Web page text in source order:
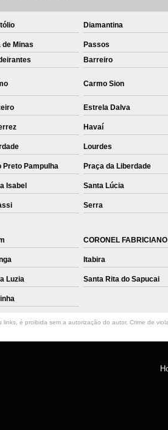
Private Label Têxtil
Sublimação
Sublimação de Camisetas
Sublimação de Estampa em
Sublimação em Camisetas de
Sublimação em Tecido
Sublimação para Camisetas
Diamantina
de Minas Passos
Barreiro
Carmo Sion
Estrela Dalva
Havaí
Lourdes
Preto Pampulha Praça da Liberdade
Isabel Santa Lúcia
Serra
CORONEL FABRICIANO
Itabira
Luzia Santa Rita do Sapucai
é proibida sem a autorização do autor. Crime de